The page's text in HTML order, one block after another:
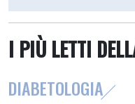
I PIÙ LETTI
DIABETOLOGIA